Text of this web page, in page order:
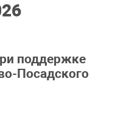
поддержке
Посадского